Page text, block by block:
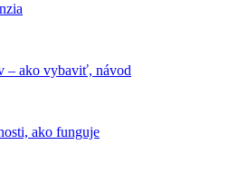
– ako vybaviť, návod
ako funguje